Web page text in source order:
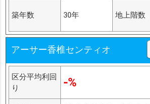
築年数 30年 地上階数
アーサー香椎センティオ
区分平均利回
り
-%